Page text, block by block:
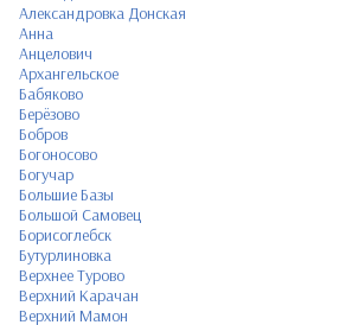
Александровка Донская
Анна
Анцелович
Архангельское
Бабяково
Берёзово
Бобров
Богоносово
Богучар
Большие Базы
Большой Самовец
Борисоглебск
Бутурлиновка
Верхнее Турово
Верхний Карачан
Верхний Мамон